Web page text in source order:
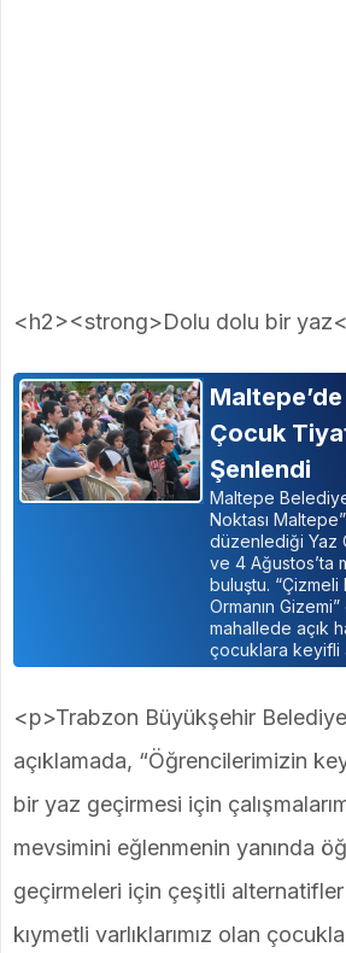
<h2><strong>Dolu dolu bir
Çocuk
Şenlendi
Maltepe
Noktası
düzenlediği Yaz
ve 4 Ağustos’ta
buluştu. “Çizmeli
Ormanın
mahallede açık
çocuklara keyifli
<p>Trabzon Büyükşehir
açıklamada, “Öğrencilerimizin
bir yaz geçirmesi için
mevsimini eğlenmenin yanında
geçirmeleri için çeşitli
kıymetli varlıklarımız olan